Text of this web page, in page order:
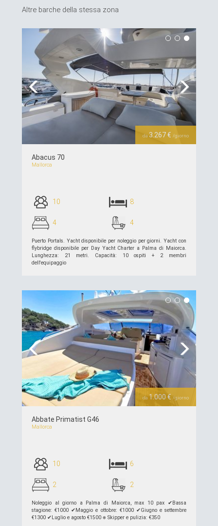
Altre barche della stessa zona
Previous Next
da 3.267 € /giorno
Abacus 70
Mallorca
10 8
4 4
Puerto Portals. Yacht disponibile per noleggio per giorni. Yacht con
flybridge disponibile per Day Yacht Charter a Palma di Maiorca.
Lunghezza: 21 metri. Capacità: 10 ospiti + 2 membri
dell'equipaggio
piú dettagli >>
da 1.000 € /giorno
Abbate Primatist G46
Mallorca
10 6
2 2
Noleggio al giorno a Palma di Maiorca, max 10 pax ✔︎Bassa
stagione: €1000 ✔︎Maggio e ottobre: ​​€1000 ✔︎Giugno e settembre
€1300 ✔︎Luglio e agosto €1500 ⎈ Skipper e pulizia: €350